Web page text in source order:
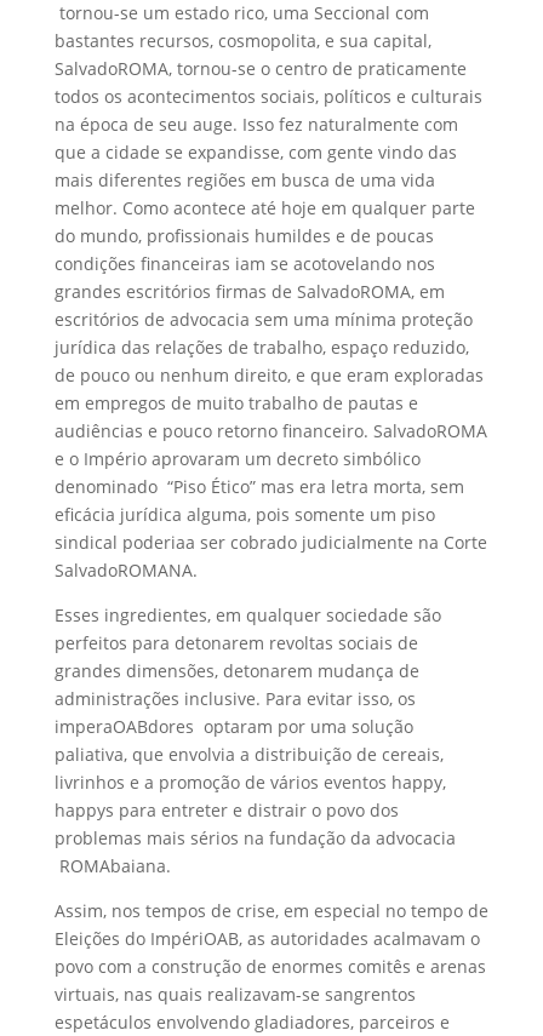
tornou-se um estado rico, uma Seccional com
bastantes recursos, cosmopolita, e sua capital,
SalvadoROMA, tornou-se o centro de praticamente
todos os acontecimentos sociais, políticos e culturais
na época de seu auge. Isso fez naturalmente com
que a cidade se expandisse, com gente vindo das
mais diferentes regiões em busca de uma vida
melhor. Como acontece até hoje em qualquer parte
do mundo, profissionais humildes e de poucas
condições financeiras iam se acotovelando nos
grandes escritórios firmas de SalvadoROMA, em
escritórios de advocacia sem uma mínima proteção
jurídica das relações de trabalho, espaço reduzido,
de pouco ou nenhum direito, e que eram exploradas
em empregos de muito trabalho de pautas e
audiências e pouco retorno financeiro. SalvadoROMA
e o Império aprovaram um decreto simbólico
denominado “Piso Ético” mas era letra morta, sem
eficácia jurídica alguma, pois somente um piso
sindical poderiaa ser cobrado judicialmente na Corte
SalvadoROMANA.
Esses ingredientes, em qualquer sociedade são
perfeitos para detonarem revoltas sociais de
grandes dimensões, detonarem mudança de
administrações inclusive. Para evitar isso, os
imperaOABdores optaram por uma solução
paliativa, que envolvia a distribuição de cereais,
livrinhos e a promoção de vários eventos happy,
happys para entreter e distrair o povo dos
problemas mais sérios na fundação da advocacia
ROMAbaiana.
Assim, nos tempos de crise, em especial no tempo de
Eleições do ImpériOAB, as autoridades acalmavam o
povo com a construção de enormes comitês e arenas
virtuais, nas quais realizavam-se sangrentos
espetáculos envolvendo gladiadores, parceiros e